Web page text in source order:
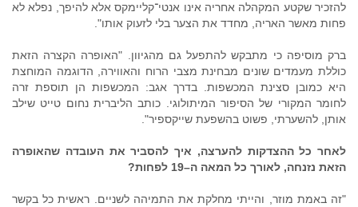
להזכיר שקטע המקהלה אחריה אינו אנטי־קליימקס אלא להיפך, נפלא לא
פחות מאשר האריה, מחדד את הצער בלי לזעוק אותו".
ברק מוסיפה כי מתבקש להתפעל גם מהגיוון. "האופרה הקצרה הזאת
כוללת מעמדים שונים מבחינת מצבי הרוח והאווירה, הדוגמה המוחצת
היא כמובן סצינת המכשפות. בדרך אגב: המכשפות הן תוספת זרה
לחומר המקורי של הסיפור המיתולוגי. כותב הליברית נחום טייט שילב
אותן, להשערתי, פשוט בהשפעת שייקספיר".
לאחר כל ההצדקות להערצה, איך להסביר את העובדה שהאופרה
הזאת נזנחה, לאורך כל המאה ה–19 לפחות?
"זה באמת מוזר, והייתי מחלקת את התמיהה לשניים. ראשית כל בקשר